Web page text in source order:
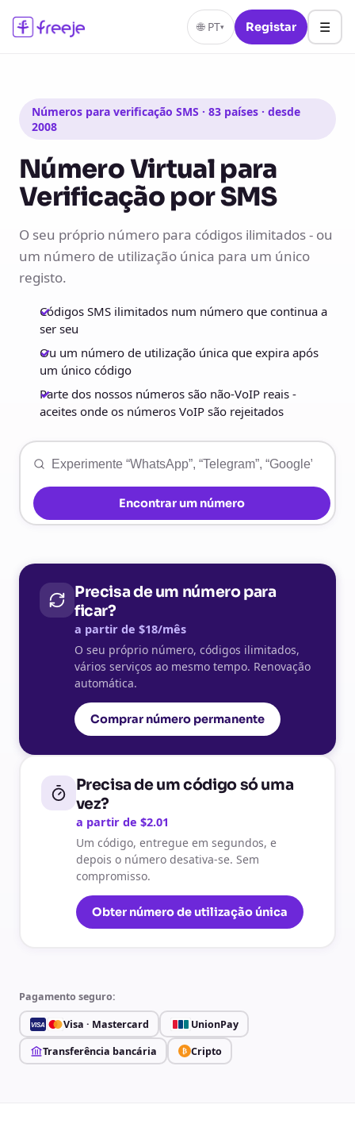
🌐 PT▾ Registar ☰
Números para verificação SMS · 83 países · desde
2008
Número Virtual para
Verificação por SMS
O seu próprio número para códigos ilimitados - ou
um número de utilização única para um único
registo.
Códigos SMS ilimitados num número que continua a
ser seu
Ou um número de utilização única que expira após
um único código
Parte dos nossos números são não-VoIP reais -
aceites onde os números VoIP são rejeitados
Encontrar um número
Precisa de um número para
ficar?
a partir de $18/mês
O seu próprio número, códigos ilimitados,
vários serviços ao mesmo tempo. Renovação
automática.
Comprar número permanente
Precisa de um código só uma
vez?
a partir de $2.01
Um código, entregue em segundos, e
depois o número desativa-se. Sem
compromisso.
Obter número de utilização única
Pagamento seguro:
VISA Visa · Mastercard
UnionPay
Transferência bancária
₿ Cripto